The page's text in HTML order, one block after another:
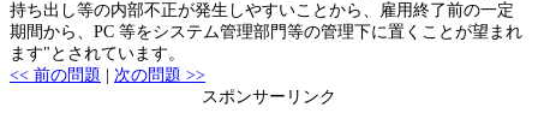
持ち出し等の内部不正が発生しやすいことから、雇用終了前の一定
期間から、PC 等をシステム管理部門等の管理下に置くことが望まれ
ます"とされています。
<< 前の問題
次の問題 >>
スポンサーリンク